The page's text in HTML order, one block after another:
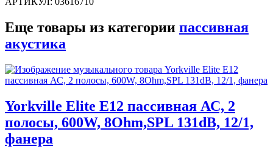
Еще товары из категории пассивная
акустика
Yorkville Elite E12 пассивная АС, 2
полосы, 600W, 8Ohm,SPL 131dB, 12/1,
фанера